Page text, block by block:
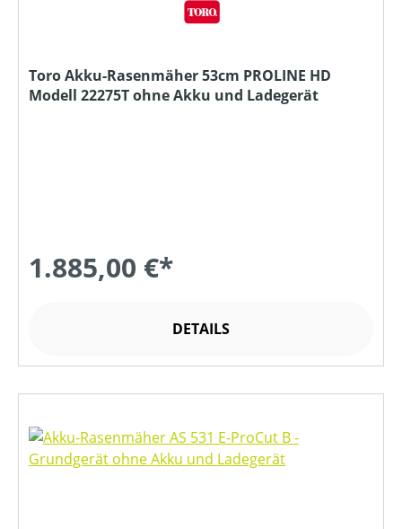
Toro Akku-Rasenmäher 53cm PROLINE HD
Modell 22275T ohne Akku und Ladegerät
1.885,00 €*
DETAILS